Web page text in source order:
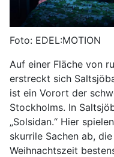
Foto: EDEL:MOTION
Auf einer Fläche von
erstreckt sich
ist ein Vorort der
Stockholms. In
„Solsidan.“ Hier
skurrile Sachen ab,
Weihnachtszeit